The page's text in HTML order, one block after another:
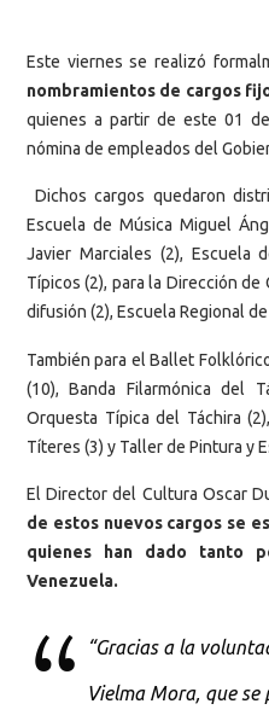
Este viernes se realizó
nombramientos de cargos
quienes a partir de este 01
nómina de empleados del
Dichos cargos quedaron
Escuela de Música Miguel
Javier Marciales (2), Escuela
Típicos (2), para la Dirección
difusión (2), Escuela Regional
También para el Ballet
(10), Banda Filarmónica del
Orquesta Típica del Táchira
Títeres (3) y Taller de Pintura y
El Director del Cultura Oscar
de estos nuevos cargos se
quienes han dado tanto
Venezuela.
“Gracias a la
Vielma Mora, que